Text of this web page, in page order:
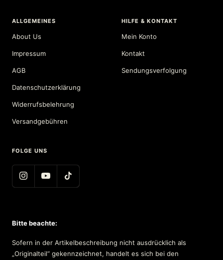
ALLGEMEINES
About Us
Impressum
AGB
Datenschutzerklärung
Widerrufsbelehrung
Versandgebühren
HILFE & KONTAKT
Mein Konto
Kontakt
Sendungsverfolgung
FOLGE UNS
Bitte beachte:
Sofern in der Artikelbeschreibung nicht ausdrücklich als
„Originalteil“ gekennzeichnet, handelt es sich bei den